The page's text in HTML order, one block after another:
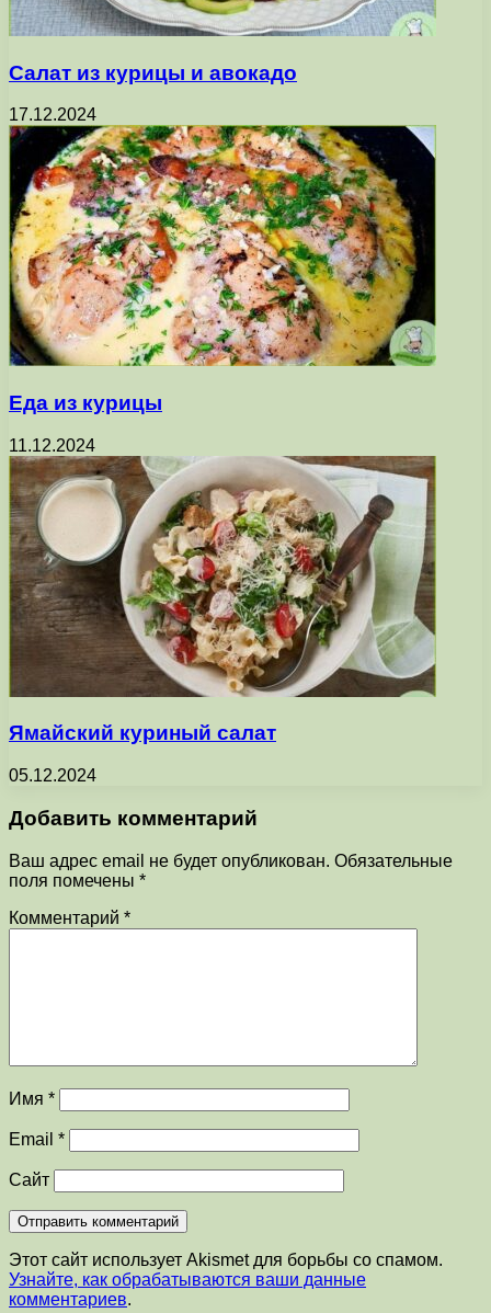
Салат из курицы и авокадо
17.12.2024
Еда из курицы
11.12.2024
Ямайский куриный салат
05.12.2024
Добавить комментарий
Ваш адрес email не будет опубликован. Обязательные
поля помечены *
Комментарий *
Имя *
Email *
Сайт
Этот сайт использует Akismet для борьбы со спамом.
Узнайте, как обрабатываются ваши данные
комментариев.